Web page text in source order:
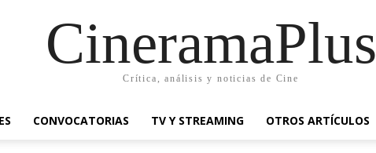
CineramaPlus
Crítica, análisis y noticias de Cine
CONVOCATORIAS TV Y STREAMING OTROS ARTÍCULOS